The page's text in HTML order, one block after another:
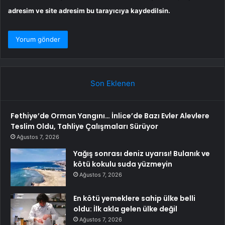
adresim ve site adresim bu tarayıcıya kaydedilsin.
Son Eklenen
Fethiye’de Orman Yangını… İnlice’de Bazı Evler Alevlere
Teslim Oldu, Tahliye Çalışmaları Sürüyor
Ağustos 7, 2026
Yağış sonrası deniz uyarısı! Bulanık ve
kötü kokulu suda yüzmeyin
Ağustos 7, 2026
En kötü yemeklere sahip ülke belli
oldu: İlk akla gelen ülke değil
Ağustos 7, 2026